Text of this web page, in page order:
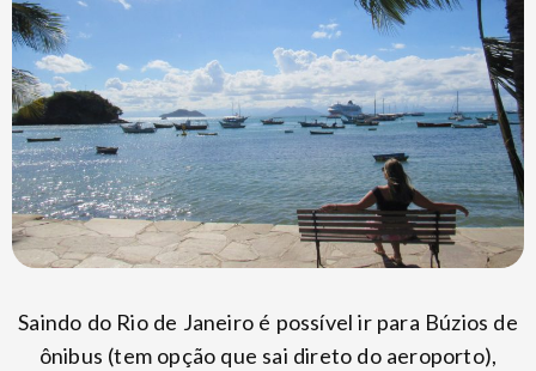
Saindo do Rio de Janeiro é possível ir para Búzios de
ônibus (tem opção que sai direto do aeroporto),